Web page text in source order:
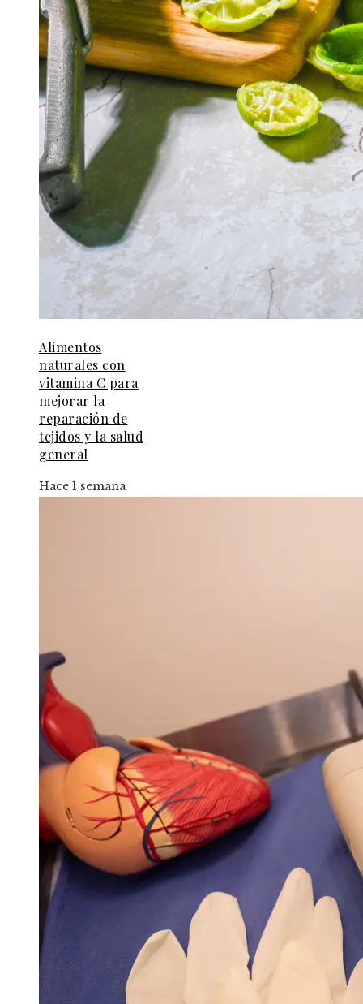
Alimentos
naturales con
vitamina C para
mejorar la
reparación de
tejidos y la salud
general
Hace 1 semana